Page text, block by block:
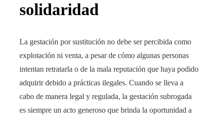
solidaridad
La gestación por sustitución no debe ser percibida como
explotación ni venta, a pesar de cómo algunas personas
intentan retratarla o de la mala reputación que haya podido
adquirir debido a prácticas ilegales. Cuando se lleva a
cabo de manera legal y regulada, la gestación subrogada
es siempre un acto generoso que brinda la oportunidad a